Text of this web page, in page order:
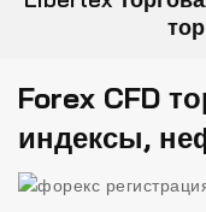
Forex CFD
индексы,